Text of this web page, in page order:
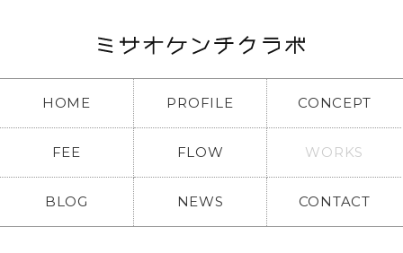
HOME PROFILE CONCEPT
FEE FLOW WORKS
BLOG NEWS CONTACT